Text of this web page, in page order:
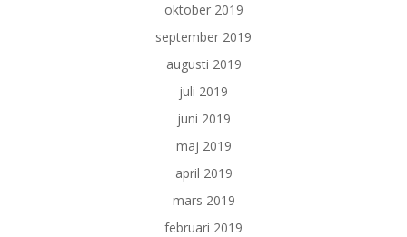
oktober 2019
september 2019
augusti 2019
juli 2019
juni 2019
maj 2019
april 2019
mars 2019
februari 2019